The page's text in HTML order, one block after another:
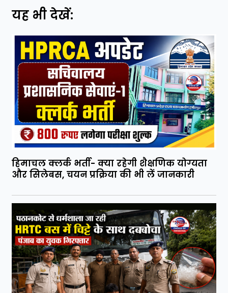
यह भी देखें:
हिमाचल क्लर्क भर्ती- क्या रहेगी शैक्षणिक योग्यता
और सिलेबस, चयन प्रक्रिया की भी लें जानकारी